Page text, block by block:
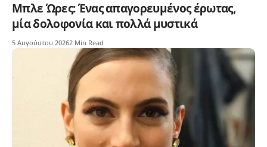
Μπλε Ώρες: Ένας απαγορευμένος έρωτας,
μία δολοφονία και πολλά μυστικά
5 Αυγούστου 20262 Min Read